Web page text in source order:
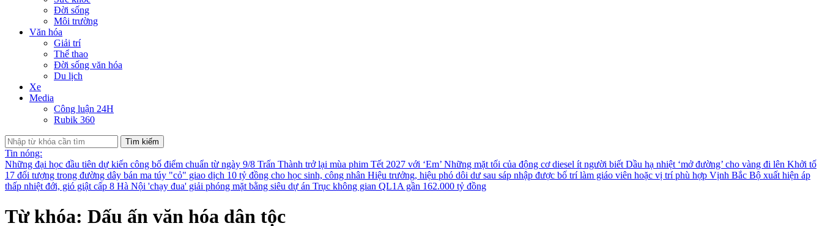
Đời sống
Môi trường
Văn hóa
Giải trí
Thể thao
Đời sống văn hóa
Du lịch
Xe
Media
Công luận 24H
Rubik 360
Tìm kiếm
Tin nóng:
Những đại học đầu tiên dự kiến công bố điểm chuẩn từ ngày 9/8 Trấn Thành trở lại mùa phim Tết 2027 với ‘Em’ Những mặt tối của động cơ diesel ít người biếtDầu hạ nhiệt ‘mở đường’ cho vàng đi lên Khởi tố
17 đối tượng trong đường dây bán ma túy "cỏ" giao dịch 10 tỷ đồng cho học sinh, công nhân Hiệu trưởng, hiệu phó dôi dư sau sáp nhập được bố trí làm giáo viên hoặc vị trí phù hợp Vịnh Bắc Bộ xuất hiện áp
thấp nhiệt đới, gió giật cấp 8 Hà Nội 'chạy đua' giải phóng mặt bằng siêu dự án Trục không gian QL1A gần 162.000 tỷ đồng
Từ khóa: Dấu ấn văn hóa dân tộc